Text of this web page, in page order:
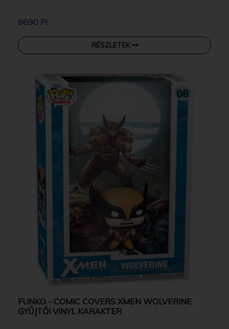
8690 Ft
RÉSZLETEK
FUNKO - COMIC COVERS XMEN WOLVERINE
GYŰJTŐI VINYL KARAKTER